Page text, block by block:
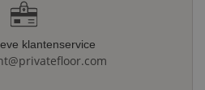
klantenservice